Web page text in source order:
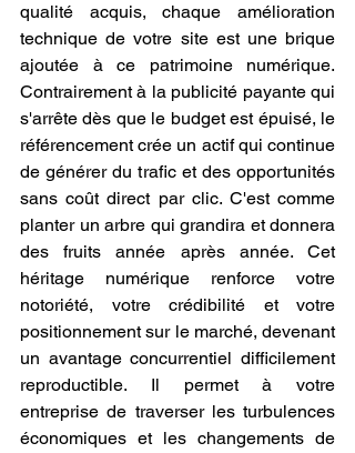
qualité acquis, chaque amélioration
technique de votre site est une brique
ajoutée à ce patrimoine numérique.
Contrairement à la publicité payante qui
s'arrête dès que le budget est épuisé, le
référencement crée un actif qui continue
de générer du trafic et des opportunités
sans coût direct par clic. C'est comme
planter un arbre qui grandira et donnera
des fruits année après année. Cet
héritage numérique renforce votre
notoriété, votre crédibilité et votre
positionnement sur le marché, devenant
un avantage concurrentiel difficilement
reproductible. Il permet à votre
entreprise de traverser les turbulences
économiques et les changements de